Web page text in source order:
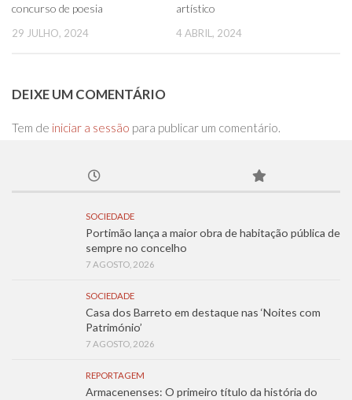
concurso de poesia
29 JULHO, 2024
artístico
4 ABRIL, 2024
DEIXE UM COMENTÁRIO
Tem de iniciar a sessão para publicar um comentário.
SOCIEDADE
Portimão lança a maior obra de habitação pública de
sempre no concelho
7 AGOSTO, 2026
SOCIEDADE
Casa dos Barreto em destaque nas ‘Noites com
Património’
7 AGOSTO, 2026
REPORTAGEM
Armacenenses: O primeiro título da história do